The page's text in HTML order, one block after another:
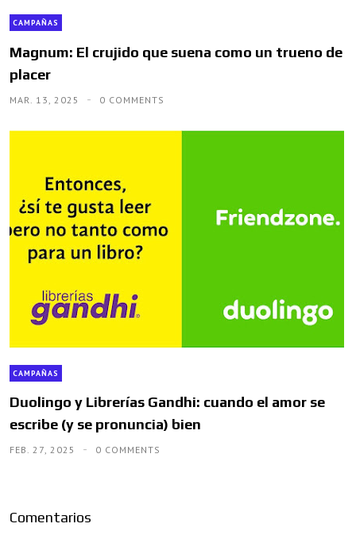
CAMPAÑAS
Magnum: El crujido que suena como un trueno de
placer
MAR. 13, 2025 0 COMMENTS
CAMPAÑAS
Duolingo y Librerías Gandhi: cuando el amor se
escribe (y se pronuncia) bien
FEB. 27, 2025 0 COMMENTS
Comentarios